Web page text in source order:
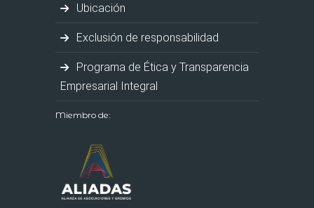
Ubicación
Exclusión de responsabilidad
Programa de Ética y Transparencia
Empresarial Integral
Miembro de: